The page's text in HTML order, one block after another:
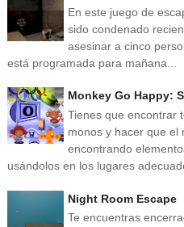
En este juego de
sido condenado
asesinar a cinco
está programada para mañana...
Monkey Go Happy:
Tienes que encontrar
monos y hacer que el
encontrando
usándolos en los lugares
Night Room Escape
Te encuentras